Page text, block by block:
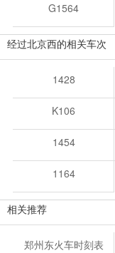
G1564
经过北京西的相关车次
1428
K106
1454
1164
相关推荐
郑州东火车时刻表